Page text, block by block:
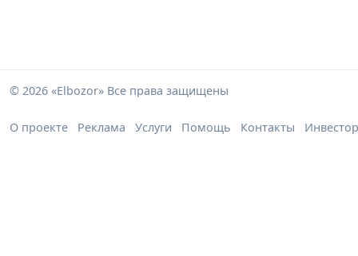
© 2026 «Elbozor» Все права защищены
О проекте Реклама Услуги Помощь Контакты